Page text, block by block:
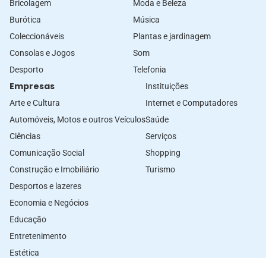
Bricolagem
Burótica
Coleccionáveis
Consolas e Jogos
Desporto
Moda e Beleza
Música
Plantas e jardinagem
Som
Telefonia
Empresas
Arte e Cultura
Automóveis, Motos e outros Veículos
Ciências
Comunicação Social
Construção e Imobiliário
Desportos e lazeres
Economia e Negócios
Educação
Entretenimento
Estética
Instituições
Internet e Computadores
Saúde
Serviços
Shopping
Turismo